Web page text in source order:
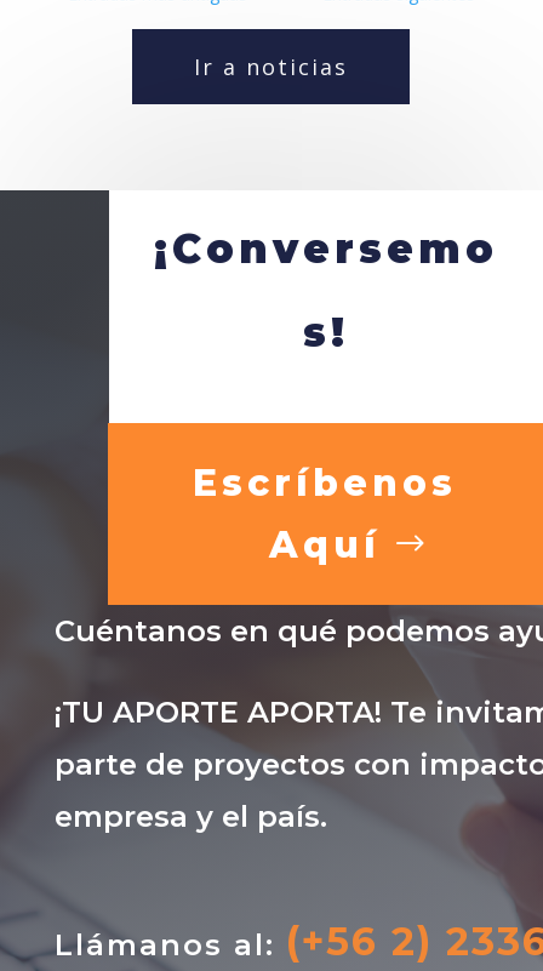
Ir a noticias
¡Conversemo
s!
Escríbenos
Aquí
Cuéntanos en qué podemos
¡TU APORTE APORTA! Te
parte de proyectos con
empresa y el país.
Llámanos al: (+56 2)